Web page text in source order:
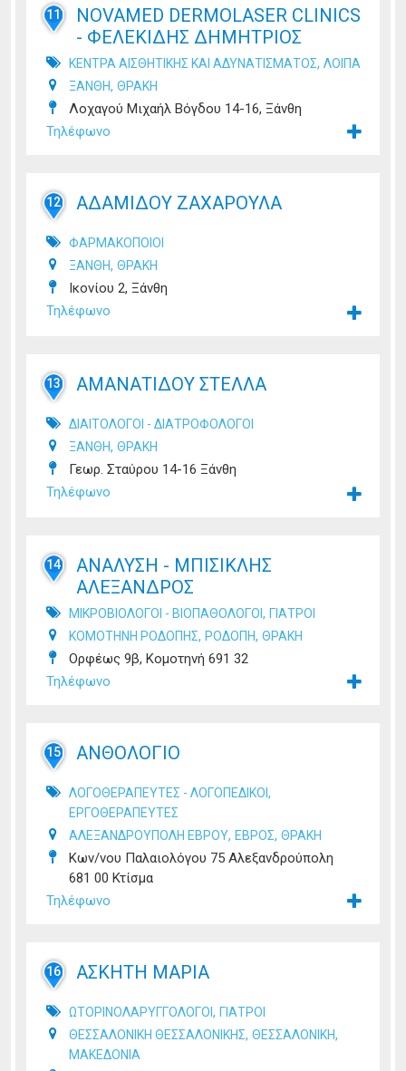
11
NOVAMED DERMOLASER CLINICS
- ΦΕΛΕΚΙΔΗΣ ΔΗΜΗΤΡΙΟΣ
ΚΕΝΤΡΑ ΑΙΣΘΗΤΙΚΗΣ ΚΑΙ ΑΔΥΝΑΤΙΣΜΑΤΟΣ, ΛΟΙΠΑ
ΞΑΝΘΗ, ΘΡΑΚΗ
Λοχαγού Μιχαήλ Βόγδου 14-16, Ξάνθη
Τηλέφωνο
12 ΑΔΑΜΙΔΟΥ ΖΑΧΑΡΟΥΛΑ
ΦΑΡΜΑΚΟΠΟΙΟΙ
ΞΑΝΘΗ, ΘΡΑΚΗ
Ικονίου 2, Ξάνθη
Τηλέφωνο
13 ΑΜΑΝΑΤΙΔΟΥ ΣΤΕΛΛΑ
ΔΙΑΙΤΟΛΟΓΟΙ - ΔΙΑΤΡΟΦΟΛΟΓΟΙ
ΞΑΝΘΗ, ΘΡΑΚΗ
Γεωρ. Σταύρου 14-16 Ξάνθη
Τηλέφωνο
14
ΑΝΑΛΥΣΗ - ΜΠΙΣΙΚΛΗΣ
ΑΛΕΞΑΝΔΡΟΣ
ΜΙΚΡΟΒΙΟΛΟΓΟΙ - ΒΙΟΠΑΘΟΛΟΓΟΙ , ΓΙΑΤΡΟΙ
ΚΟΜΟΤΗΝΗ ΡΟΔΟΠΗΣ, ΡΟΔΟΠΗ, ΘΡΑΚΗ
Ορφέως 9β, Κομοτηνή 691 32
Τηλέφωνο
15 ΑΝΘΟΛΟΓΙΟ
ΛΟΓΟΘΕΡΑΠΕΥΤΕΣ - ΛΟΓΟΠΕΔΙΚΟΙ ,
ΕΡΓΟΘΕΡΑΠΕΥΤΕΣ
ΑΛΕΞΑΝΔΡΟΥΠΟΛΗ ΕΒΡΟΥ, ΕΒΡΟΣ, ΘΡΑΚΗ
Κων/νου Παλαιολόγου 75 Αλεξανδρούπολη
681 00 Κτίσμα
Τηλέφωνο
16 ΑΣΚΗΤΗ ΜΑΡΙΑ
ΩΤΟΡΙΝΟΛΑΡΥΓΓΟΛΟΓΟΙ , ΓΙΑΤΡΟΙ
ΘΕΣΣΑΛΟΝΙΚΗ ΘΕΣΣΑΛΟΝΙΚΗΣ, ΘΕΣΣΑΛΟΝΙΚΗ,
ΜΑΚΕΔΟΝΙΑ